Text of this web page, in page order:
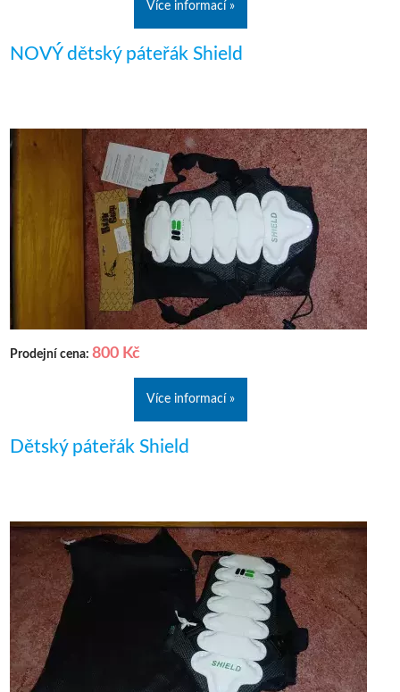
Více informací »
NOVÝ dětský páteřák Shield
Prodejní cena: 800 Kč
Více informací »
Dětský páteřák Shield